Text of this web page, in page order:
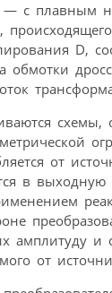
— с плавным
D,
обмотки
от
в выходную
амплитуду и
от